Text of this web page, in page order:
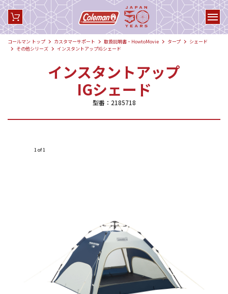
コールマン トップ カスタマーサポート 取扱説明書・HowtoMovie タープ
シェード
その他シリーズ
インスタントアップIGシェード
インスタントアップ
IGシェード
型番：2185718
1 of 1